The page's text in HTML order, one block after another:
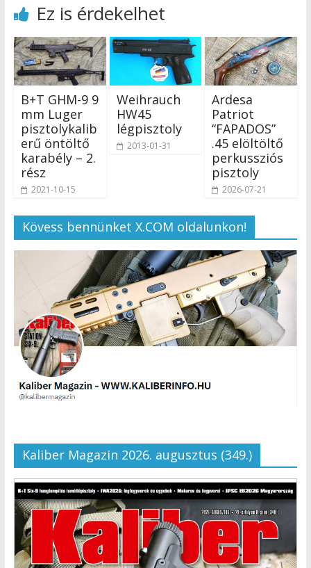
Ez is érdekelhet
B+T GHM-9 9
mm Luger
pisztolykalib
erű öntöltő
karabély – 2.
rész
2021-10-15
Weihrauch
HW45
légpisztoly
2013-01-31
Ardesa
Patriot
“FAPADOS”
.45 elöltöltő
perkussziós
pisztoly
2026-07-21
Kövess bennünket X.COM oldalunkon!
Kaliber Magazin 2026. augusztus (349.)